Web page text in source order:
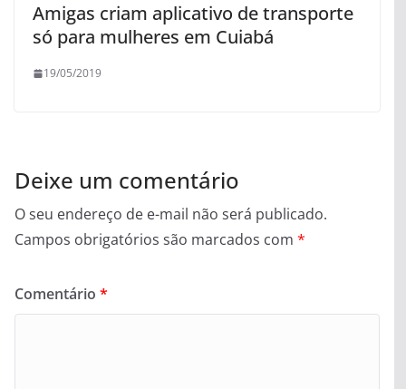
Amigas criam aplicativo de transporte
só para mulheres em Cuiabá
19/05/2019
Deixe um comentário
O seu endereço de e-mail não será publicado.
Campos obrigatórios são marcados com *
Comentário *